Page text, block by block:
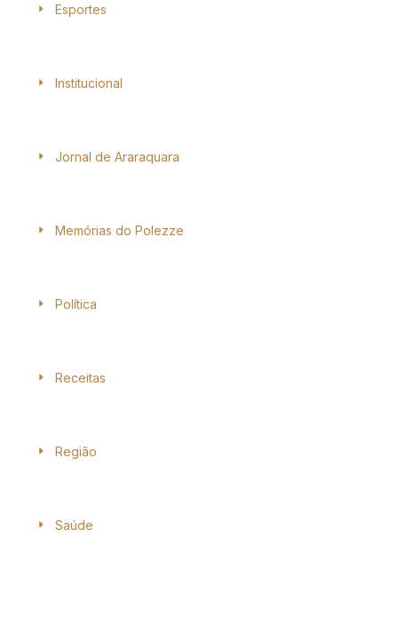
Esportes
Institucional
Jornal de Araraquara
Memórias do Polezze
Política
Receitas
Região
Saúde